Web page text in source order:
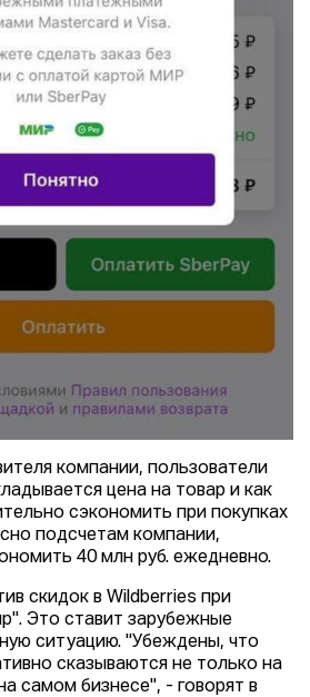
компании, пользователи
цена на товар и как
сэкономить при покупках
подсчетам компании,
40 млн руб. ежедневно.
скидок в Wildberries при
Это ставит зарубежные
ситуацию. "Убеждены, что
сказываются не только на
самом бизнесе", - говорят в